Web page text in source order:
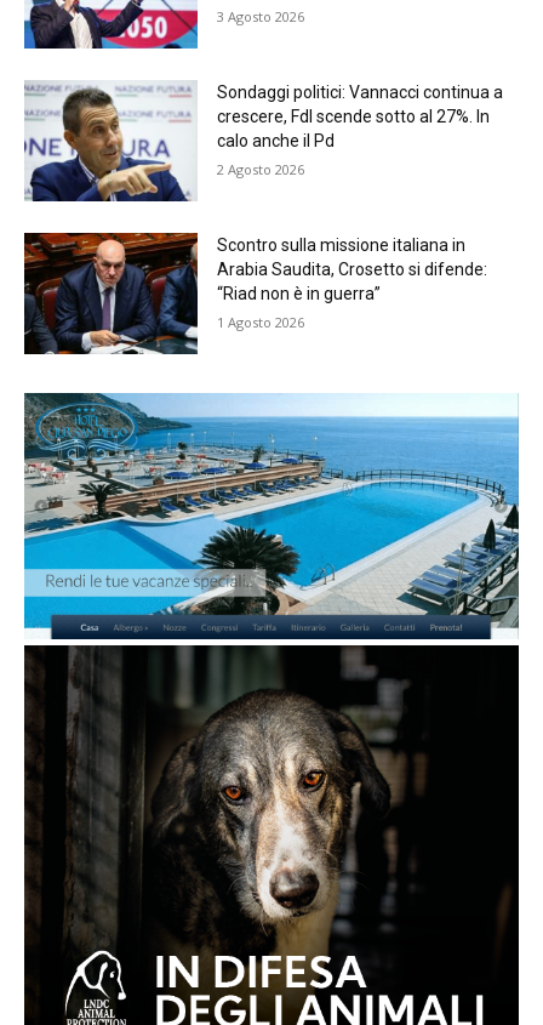
3 Agosto 2026
Sondaggi politici: Vannacci continua a
crescere, FdI scende sotto al 27%. In
calo anche il Pd
2 Agosto 2026
Scontro sulla missione italiana in
Arabia Saudita, Crosetto si difende:
“Riad non è in guerra”
1 Agosto 2026